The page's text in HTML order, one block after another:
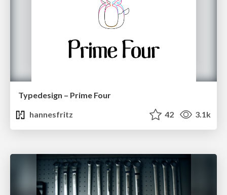
Typedesign – Prime Four
hannesfritz
42 3.1k